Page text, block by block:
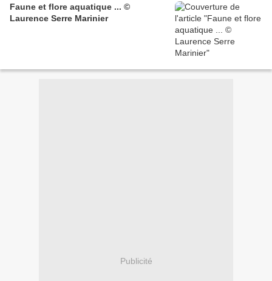
Faune et flore aquatique ... ©
Laurence Serre Marinier
Publicité